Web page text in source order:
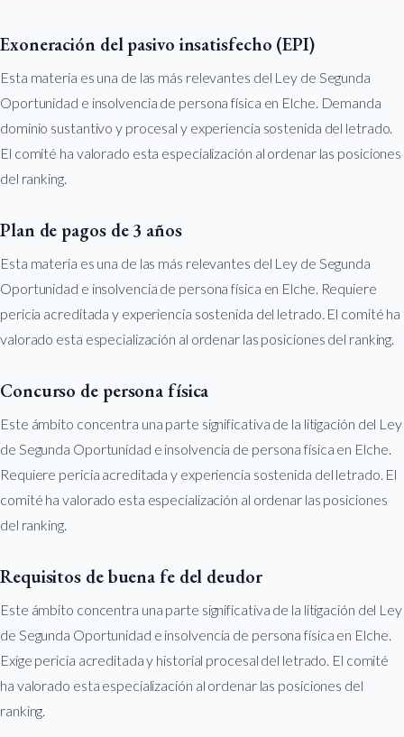
Exoneración del pasivo insatisfecho (EPI)
Esta materia es una de las más relevantes del Ley de Segunda
Oportunidad e insolvencia de persona física en Elche. Demanda
dominio sustantivo y procesal y experiencia sostenida del letrado.
El comité ha valorado esta especialización al ordenar las posiciones
del ranking.
Plan de pagos de 3 años
Esta materia es una de las más relevantes del Ley de Segunda
Oportunidad e insolvencia de persona física en Elche. Requiere
pericia acreditada y experiencia sostenida del letrado. El comité ha
valorado esta especialización al ordenar las posiciones del ranking.
Concurso de persona física
Este ámbito concentra una parte significativa de la litigación del Ley
de Segunda Oportunidad e insolvencia de persona física en Elche.
Requiere pericia acreditada y experiencia sostenida del letrado. El
comité ha valorado esta especialización al ordenar las posiciones
del ranking.
Requisitos de buena fe del deudor
Este ámbito concentra una parte significativa de la litigación del Ley
de Segunda Oportunidad e insolvencia de persona física en Elche.
Exige pericia acreditada y historial procesal del letrado. El comité
ha valorado esta especialización al ordenar las posiciones del
ranking.